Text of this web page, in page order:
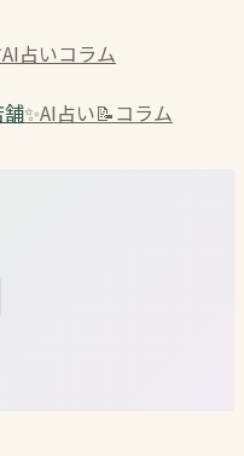
AI占いコラム
✨AI占い📝コラム